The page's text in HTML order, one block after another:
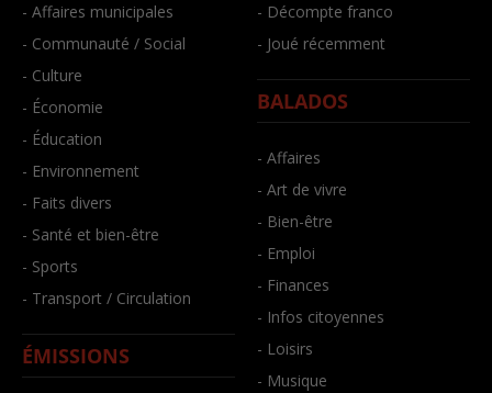
- Affaires municipales
- Communauté / Social
- Culture
- Économie
- Éducation
- Environnement
- Faits divers
- Santé et bien-être
- Sports
- Transport / Circulation
ÉMISSIONS
- Décompte franco
- Joué récemment
BALADOS
- Affaires
- Art de vivre
- Bien-être
- Emploi
- Finances
- Infos citoyennes
- Loisirs
- Musique